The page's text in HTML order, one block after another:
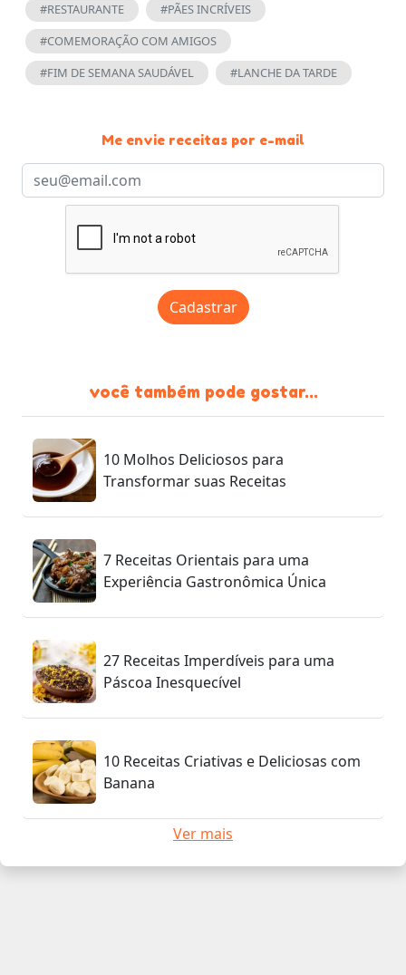
#RESTAURANTE
#PÃES INCRÍVEIS
#COMEMORAÇÃO COM AMIGOS
#FIM DE SEMANA SAUDÁVEL
#LANCHE DA TARDE
Me envie receitas por e-mail
Cadastrar
você também pode gostar...
10 Molhos Deliciosos para
Transformar suas Receitas
7 Receitas Orientais para uma
Experiência Gastronômica Única
27 Receitas Imperdíveis para uma
Páscoa Inesquecível
10 Receitas Criativas e Deliciosas com
Banana
Ver mais